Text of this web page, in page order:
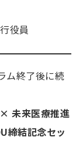
役員
ム終了後に続
未来医療推進
締結記念セッ